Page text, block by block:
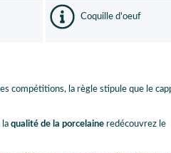
Coquille d'oeuf
compétitions, la règle stipule que le
la qualité de la porcelaine redécouvrez le